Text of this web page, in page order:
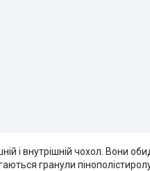
і внутрішній чохол. Вони
гранули